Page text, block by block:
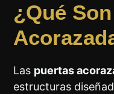
¿Qué
Las puertas
estructuras